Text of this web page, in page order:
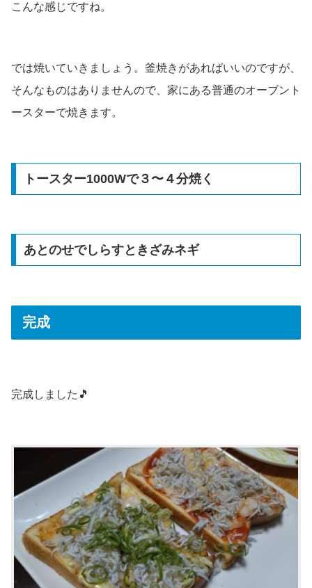
こんな感じですね。
では焼いていきましょう。釜焼きがあればいいのですが、
そんなものはありませんので、家にある普通のオーブント
ースターで焼きます。
トースター1000Wで３〜４分焼く
あとのせでしらすときざみネギ
完成
完成しました🎵